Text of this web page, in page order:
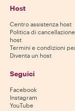
Host
Centro assistenza host
Politica di
host
Termini e condizioni
Diventa un host
Seguici
Facebook
Instagram
YouTube